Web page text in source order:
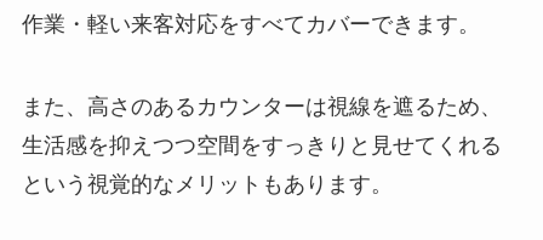
作業・軽い来客対応をすべてカバーできます。
また、高さのあるカウンターは視線を遮るため、
生活感を抑えつつ空間をすっきりと見せてくれる
という視覚的なメリットもあります。